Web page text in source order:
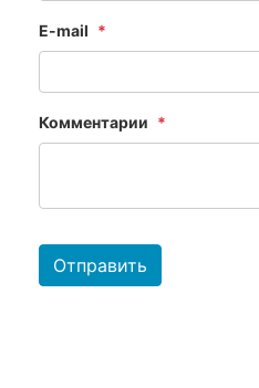
E-mail
Комментарии
Отправить